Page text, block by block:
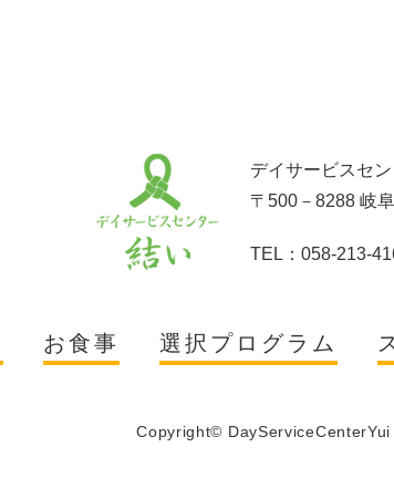
デイサービスセ
〒500－8288 岐
TEL：058-213-
お食事 選択プログラム
Copyright© DayServiceCenterYui